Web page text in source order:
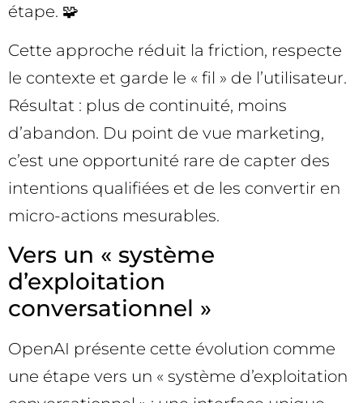
étape. 🧩
Cette approche réduit la friction, respecte
le contexte et garde le « fil » de l’utilisateur.
Résultat : plus de continuité, moins
d’abandon. Du point de vue marketing,
c’est une opportunité rare de capter des
intentions qualifiées et de les convertir en
micro-actions mesurables.
Vers un « système
d’exploitation
conversationnel »
OpenAI présente cette évolution comme
une étape vers un « système d’exploitation